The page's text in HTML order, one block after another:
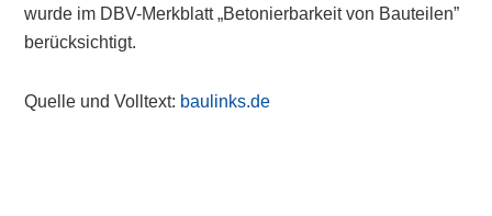
wurde im DBV-Merkblatt „Betonierbarkeit von Bauteilen”
berücksichtigt.
Quelle und Volltext: baulinks.de